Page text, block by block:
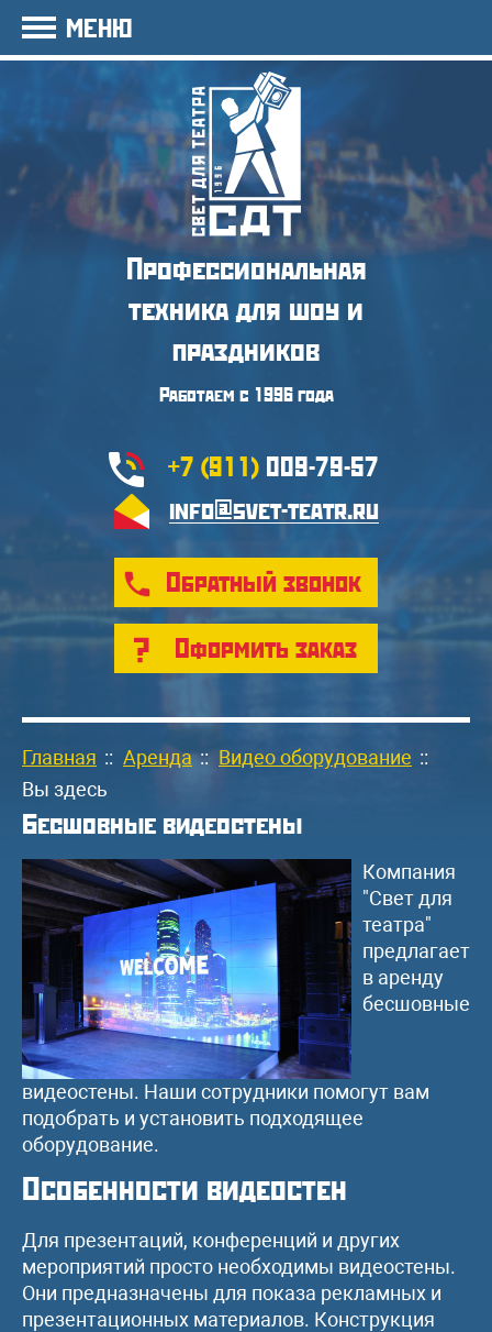
Профессиональная
техника для шоу и
праздников
Работаем с 1996 года
+7 (911) 009-79-57
info@svet-teatr.ru
Обратный звонок
Оформить заказ
Главная :: Аренда :: Видео оборудование ::
Вы здесь
Бесшовные видеостены
Компания
"Свет для
театра"
предлагает
в аренду
бесшовные
видеостены. Наши сотрудники помогут вам
подобрать и установить подходящее
оборудование.
Особенности видеостен
Для презентаций, конференций и других
мероприятий просто необходимы видеостены.
Они предназначены для показа рекламных и
презентационных материалов. Конструкция
МЕНЮ